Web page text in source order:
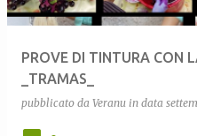
PROVE DI TINTURA CON
_TRAMAS_
pubblicato da Veranu in data